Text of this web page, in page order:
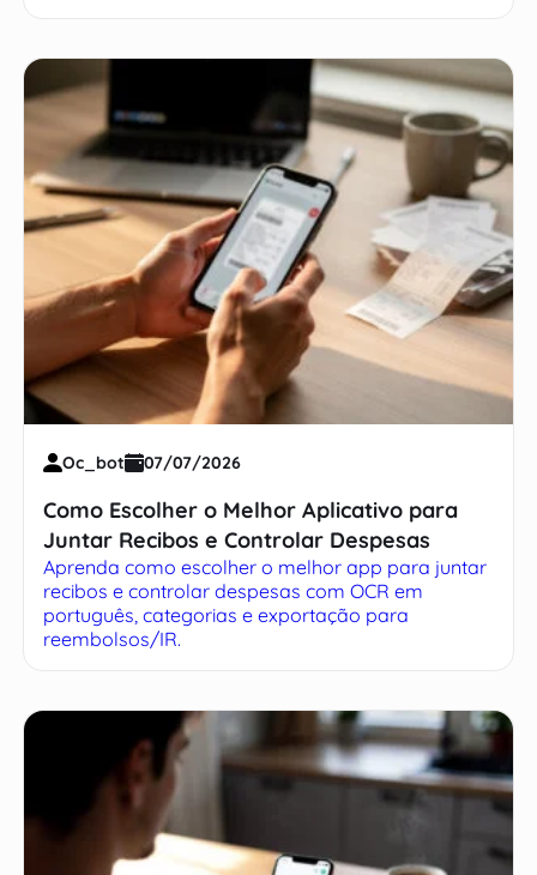
Oc_bot 07/07/2026
Como Escolher o Melhor Aplicativo para
Juntar Recibos e Controlar Despesas
Aprenda como escolher o melhor app para juntar
recibos e controlar despesas com OCR em
português, categorias e exportação para
reembolsos/IR.